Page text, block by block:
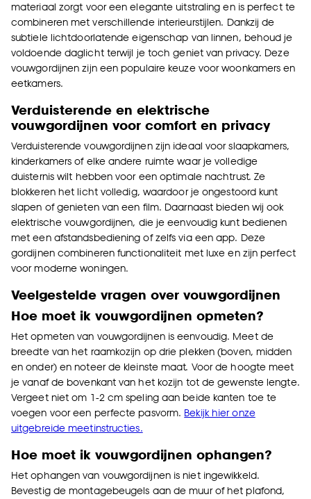
materiaal zorgt voor een elegante uitstraling en is perfect te
combineren met verschillende interieurstijlen. Dankzij de
subtiele lichtdoorlatende eigenschap van linnen, behoud je
voldoende daglicht terwijl je toch geniet van privacy. Deze
vouwgordijnen zijn een populaire keuze voor woonkamers en
eetkamers.
Verduisterende en elektrische
vouwgordijnen voor comfort en privacy
Verduisterende vouwgordijnen zijn ideaal voor slaapkamers,
kinderkamers of elke andere ruimte waar je volledige
duisternis wilt hebben voor een optimale nachtrust. Ze
blokkeren het licht volledig, waardoor je ongestoord kunt
slapen of genieten van een film. Daarnaast bieden wij ook
elektrische vouwgordijnen, die je eenvoudig kunt bedienen
met een afstandsbediening of zelfs via een app. Deze
gordijnen combineren functionaliteit met luxe en zijn perfect
voor moderne woningen.
Veelgestelde vragen over vouwgordijnen
Hoe moet ik vouwgordijnen opmeten?
Het opmeten van vouwgordijnen is eenvoudig. Meet de
breedte van het raamkozijn op drie plekken (boven, midden
en onder) en noteer de kleinste maat. Voor de hoogte meet
je vanaf de bovenkant van het kozijn tot de gewenste lengte.
Vergeet niet om 1-2 cm speling aan beide kanten toe te
voegen voor een perfecte pasvorm. Bekijk hier onze
uitgebreide meetinstructies.
Hoe moet ik vouwgordijnen ophangen?
Het ophangen van vouwgordijnen is niet ingewikkeld.
Bevestig de montagebeugels aan de muur of het plafond,